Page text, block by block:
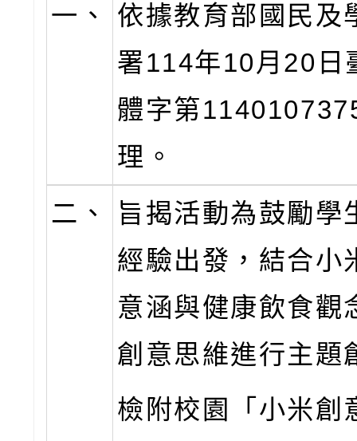
一、
依據教育部國民及
署114年10月20日
體字第
理。
二、
旨揭活動為鼓勵學
經驗出發，結合小
意涵與健康飲食觀
創意思維進行主題
檢附校園「小米創